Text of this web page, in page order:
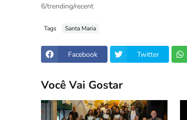
6/trending/recent
Tags Santa Maria
Facebook Twitter
Você Vai Gostar